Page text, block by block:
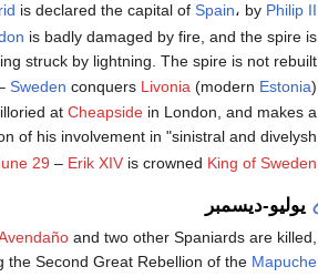
is declared the capital of Spain، by Philip II
is badly damaged by fire, and the spire is
struck by lightning. The spire is not rebuilt.
Sweden conquers Livonia (modern Estonia).
at Cheapsidein London, and makes a
of his involvement in "sinistral and divelysh [
29 – Erik XIVis crowned King of Sweden
يوليو-ديسمبر
and two other Spaniards are killed,
the Second Great Rebellion of the Mapuche